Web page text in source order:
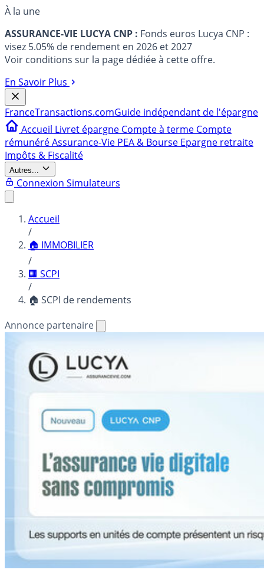
À la une
ASSURANCE-VIE LUCYA CNP : Fonds euros Lucya CNP :
visez 5.05% de rendement en 2026 et 2027
Voir conditions sur la page dédiée à cette offre.
En Savoir Plus
FranceTransactions.comGuide indépendant de l'épargne
Accueil Livret épargne Compte à terme Compte
rémunéréAssurance-Vie PEA & Bourse Epargne retraite
Impôts & Fiscalité
Autres...
Connexion Simulateurs
Accueil
/
🏠 IMMOBILIER
/
🏢 SCPI
/
🏠 SCPI de rendements
Annonce partenaire